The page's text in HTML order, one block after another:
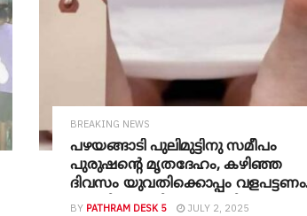
BREAKING NEWS
പഴയങ്ങാടി പുലിമുട്ടിനു സമീപം
പുരുഷന്റെ മൃതദേഹം, കഴിഞ്ഞ
ദിവസം യുവതിക്കൊപ്പം വളപട്ടണം
പുഴയിൽ ചാടിയ യുവാവിന്റേതെന്നു
BY PATHRAM DESK 5 JULY 2, 2025